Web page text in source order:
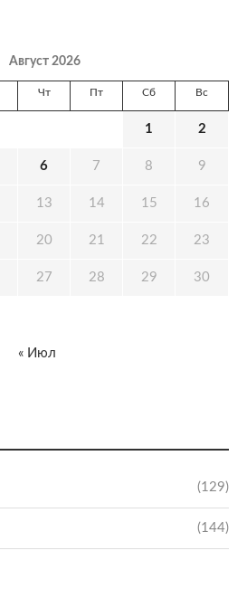
(129)
(144)
Август 2026
Чт Пт Сб Вс
1 2
6 7 8 9
13 14 15 16
20 21 22 23
27 28 29 30
« Июл